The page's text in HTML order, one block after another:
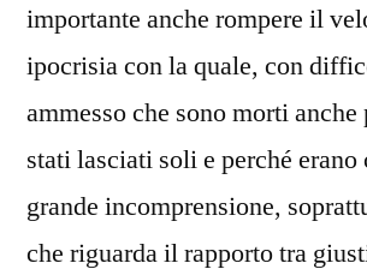
importante anche rompere il
ipocrisia con la quale, con
ammesso che sono morti anche
stati lasciati soli e perché
grande incomprensione,
che riguarda il rapporto tra